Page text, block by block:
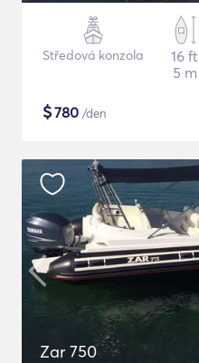
Středová konzola
16 ft
5 m
$780 /den
Zar 750